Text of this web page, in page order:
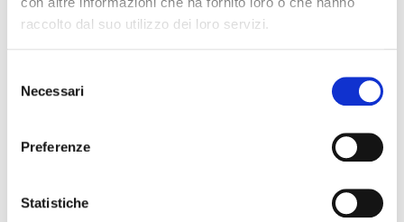
raccolto dal suo utilizzo dei loro servizi.
delNecessari
Preferenze
Statistiche